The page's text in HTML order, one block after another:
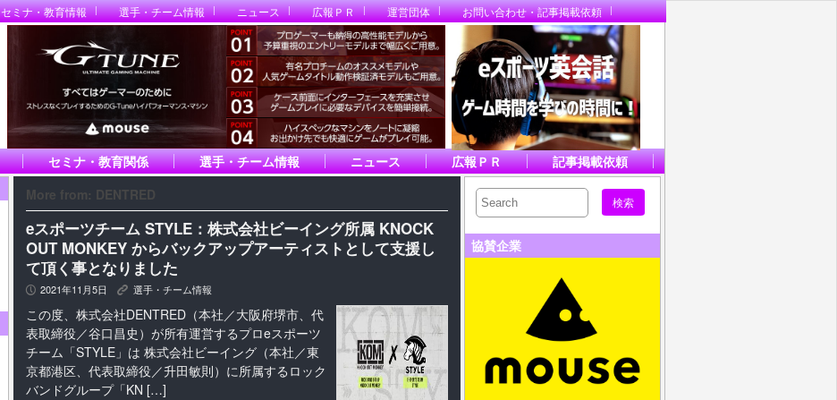
セミナ・教育情報 選手・チーム情報 ニュース 広報ＰＲ 運営団体 お問い合わせ・記事掲載依頼
セミナ・教育関係 選手・チーム情報 ニュース 広報ＰＲ
記事掲載依頼
More from: DENTRED
eスポーツチーム STYLE：株式会社ビーイング所属 KNOCK
OUT MONKEY からバックアップアーティストとして支援し
て頂く事となりました
P 2021年11月5日 K 選手・チーム情報
この度、株式会社DENTRED（本社／大阪府堺市、代
表取締役／谷口昌史）が所有運営するプロeスポーツ
チーム「STYLE」は 株式会社ビーイング（本社／東
京都港区、代表取締役／升田敏則）に所属するロック
バンドグループ「KN […]
協賛企業